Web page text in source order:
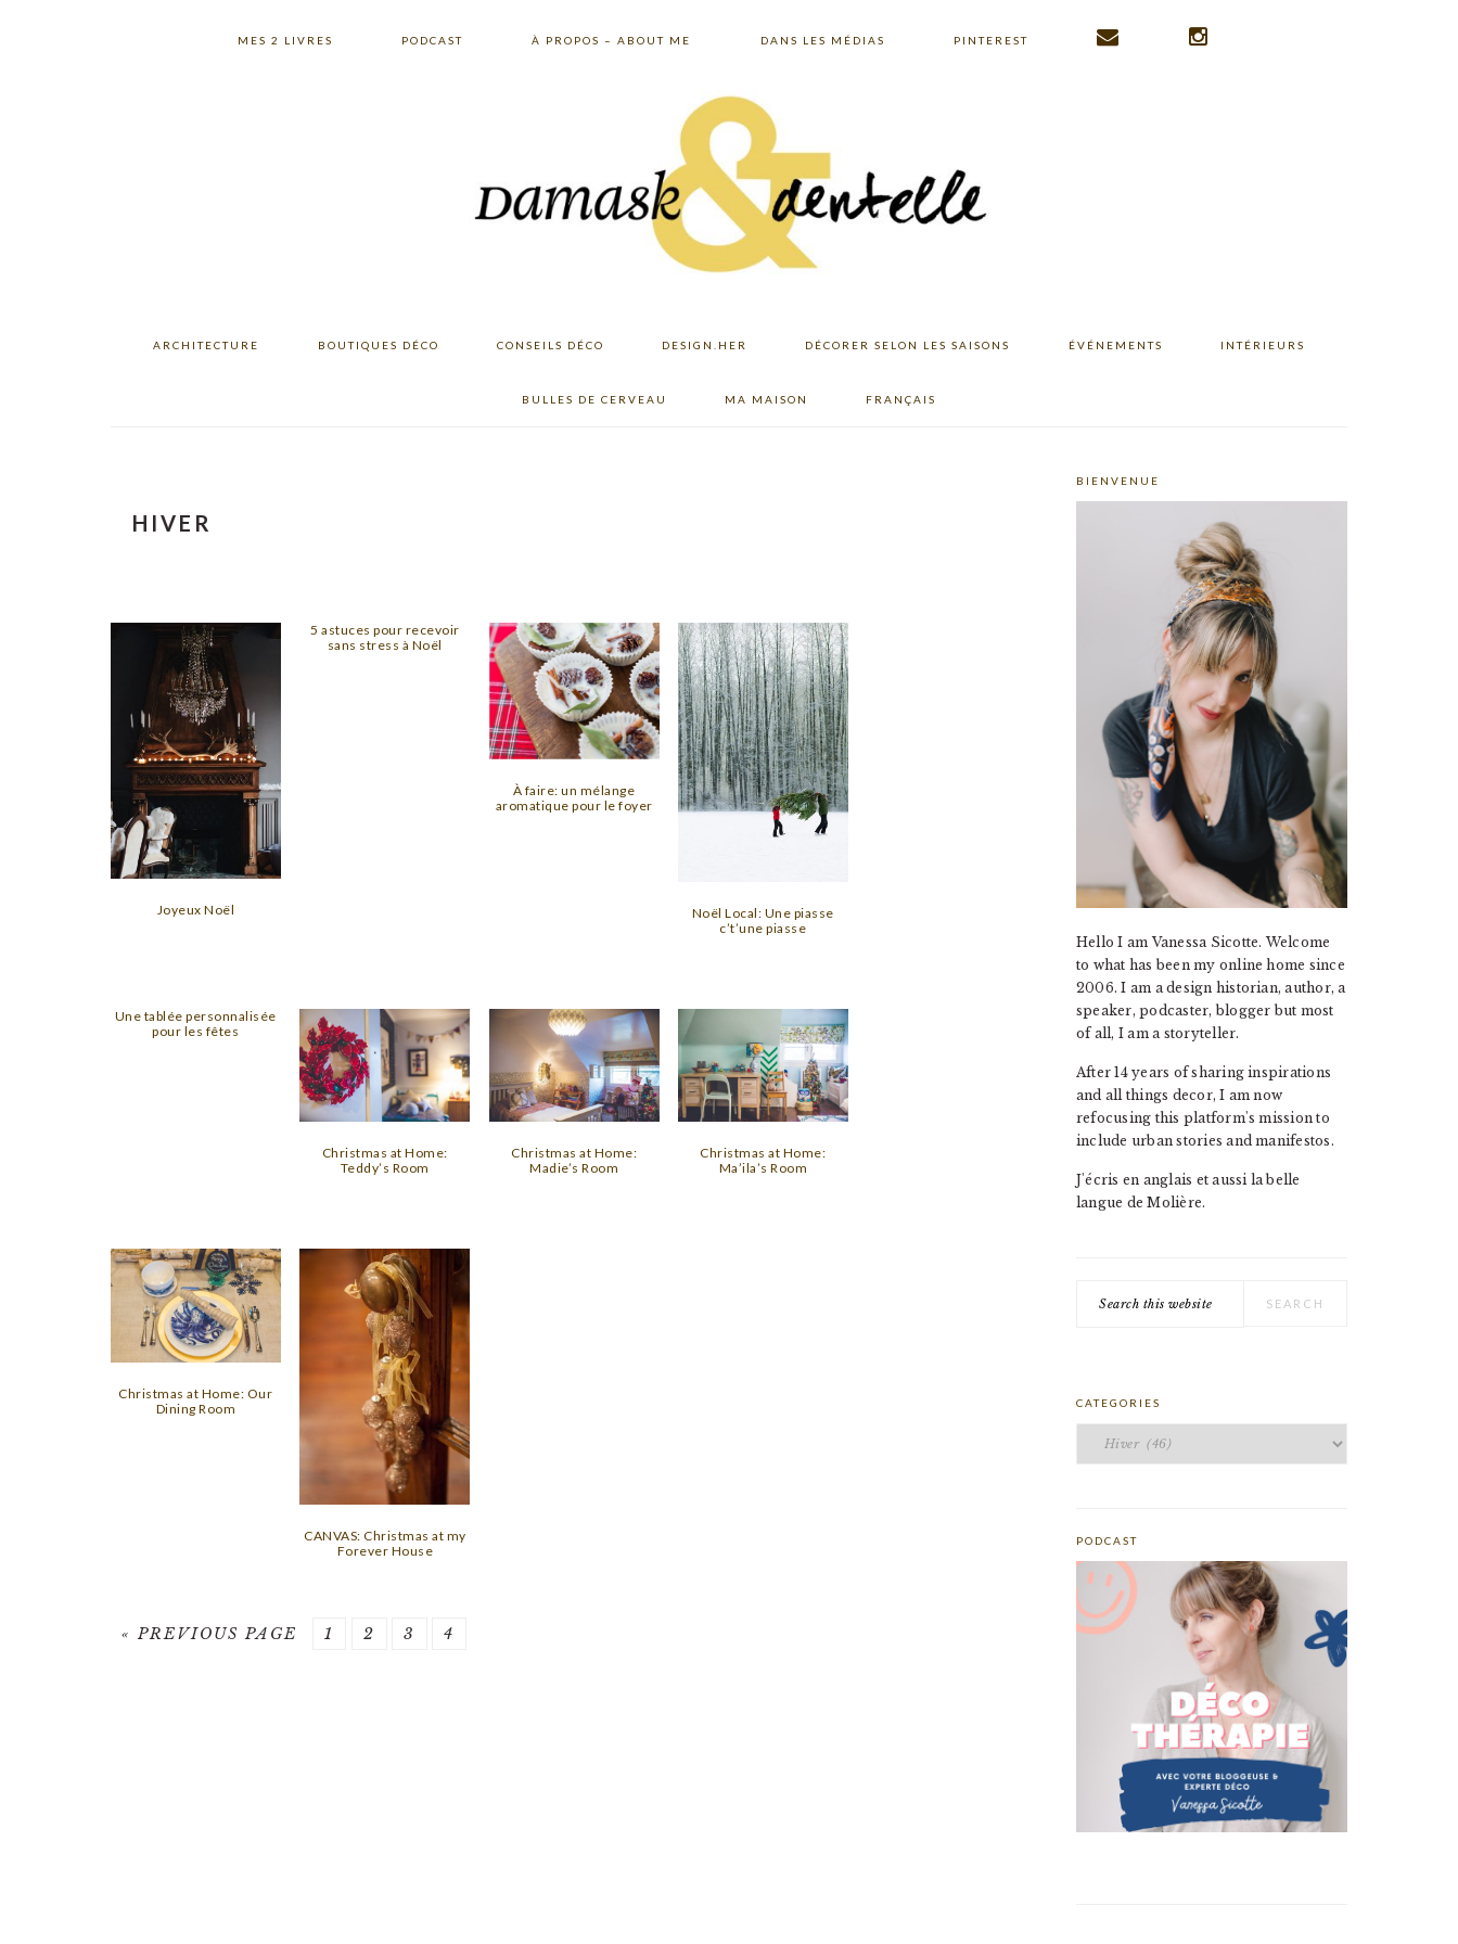
MES 2 LIVRES PODCAST À PROPOS – ABOUT ME DANS LES MÉDIAS PINTEREST
ARCHITECTURE BOUTIQUES DÉCO CONSEILS DÉCO DESIGN.HER DÉCORER SELON LES SAISONS ÉVÉNEMENTS INTÉRIEURS
BULLES DE CERVEAU MA MAISON FRANÇAIS
HIVER
Joyeux Noël
5 astuces pour recevoir
sans stress à Noël
À faire: un mélange
aromatique pour le foyer
Noël Local: Une piasse
c’t’une piasse
Une tablée personnalisée
pour les fêtes
Christmas at Home:
Teddy’s Room
Christmas at Home:
Madie’s Room
Christmas at Home:
Ma’ila’s Room
Christmas at Home: Our
Dining Room
CANVAS: Christmas at my
Forever House
« GO
PREVIOUS PAGE PAGE
1 PAGE
2 PAGE
3 PAGE
4
PRIMARY
BIENVENUE
Hello I am Vanessa Sicotte. Welcome
to what has been my online home since
2006. I am a design historian, author, a
speaker, podcaster, blogger but most
of all, I am a storyteller.
After 14 years of sharing inspirations
and all things decor, I am now
refocusing this platform's mission to
include urban stories and manifestos.
J'écris en anglais et aussi la belle
langue de Molière.
this
CATEGORIES
PODCAST